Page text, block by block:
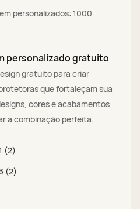
personalizados: 1000
personalizado gratuito
gratuito para criar
que fortaleçam sua
cores e acabamentos
a combinação perfeita.